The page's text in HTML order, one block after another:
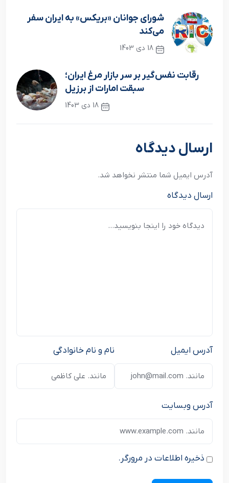
شورای جوانان «بریکس» به ایران سفر
می‌کند
18 دی 1403
رقابت نفس‌گیر بر سر بازار مرغ ایران؛
سبقت امارات از برزیل
18 دی 1403
نوشته بعدی
ارسال دیدگاه
آدرس ایمیل شما منتشر نخواهد شد.
ارسال دیدگاه
نام و نام خانوادگی آدرس ایمیل
آدرس وبسایت
ذخیره اطلاعات در مرورگر.